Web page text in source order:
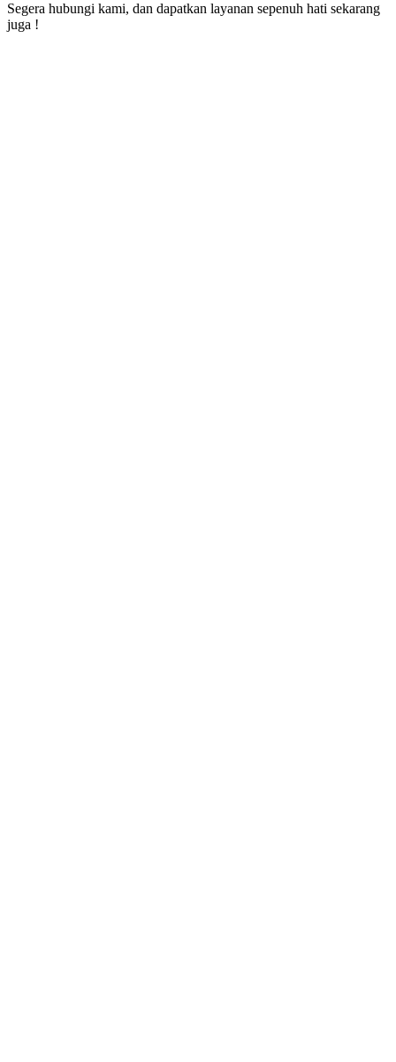
Segera hubungi kami, dan dapatkan layanan sepenuh hati sekarang
juga !